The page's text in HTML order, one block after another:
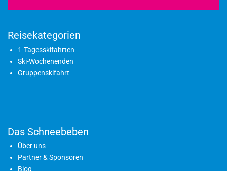
Reisekategorien
1-Tagesskifahrten
Ski-Wochenenden
Gruppenskifahrt
Das Schneebeben
Über uns
Partner & Sponsoren
Blog